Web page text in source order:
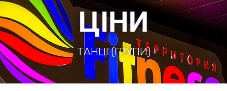
ЦІНИ
ТАНЦІ (ГРУПИ)